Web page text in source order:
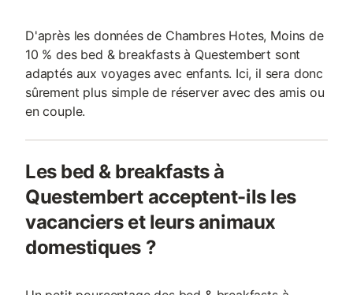
D'après les données de Chambres Hotes, Moins de
10 % des bed & breakfasts à Questembert sont
adaptés aux voyages avec enfants. Ici, il sera donc
sûrement plus simple de réserver avec des amis ou
en couple.
Les bed & breakfasts à
Questembert acceptent-ils les
vacanciers et leurs animaux
domestiques ?